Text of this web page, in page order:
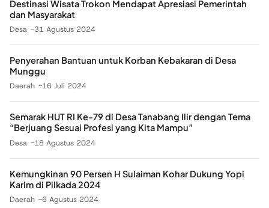
Destinasi Wisata Trokon Mendapat Apresiasi Pemerintah
dan Masyarakat
Desa 31 Agustus 2024
Penyerahan Bantuan untuk Korban Kebakaran di Desa
Munggu
Daerah 16 Juli 2024
Semarak HUT RI Ke-79 di Desa Tanabang Ilir dengan Tema
“Berjuang Sesuai Profesi yang Kita Mampu”
Desa 18 Agustus 2024
Kemungkinan 90 Persen H Sulaiman Kohar Dukung Yopi
Karim di Pilkada 2024
Daerah 6 Agustus 2024